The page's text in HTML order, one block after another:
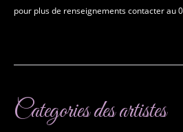
pour plus de renseignements contacter au
Categoriesdes artistes